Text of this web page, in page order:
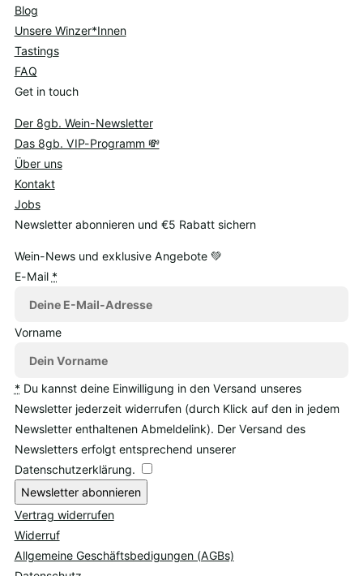
Blog
Unsere Winzer*Innen
Tastings
FAQ
Get in touch
Der 8gb. Wein-Newsletter
Das 8gb. VIP-Programm 💸
Über uns
Kontakt
Jobs
Newsletter abonnieren und €5 Rabatt sichern
Wein-News und exklusive Angebote 💚
E-Mail *
Vorname
* Du kannst deine Einwilligung in den Versand unseres
Newsletter jederzeit widerrufen (durch Klick auf den in jedem
Newsletter enthaltenen Abmeldelink). Der Versand des
Newsletters erfolgt entsprechend unserer
Datenschutzerklärung.
Newsletter abonnieren
Vertrag widerrufen
Widerruf
Allgemeine Geschäftsbedigungen (AGBs)